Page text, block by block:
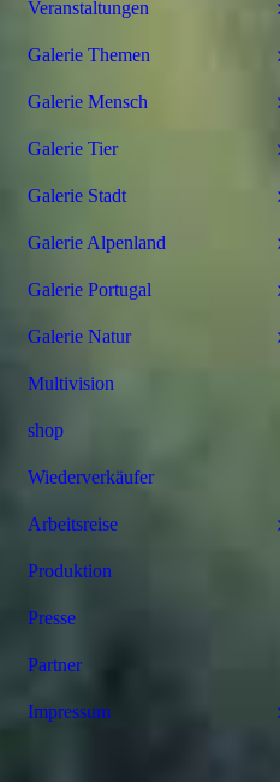
Veranstaltungen
Galerie Themen
Galerie Mensch
Galerie Tier
Galerie Stadt
Galerie Alpenland
Galerie Portugal
Galerie Natur
Multivision
shop
Wiederverkäufer
Arbeitsreise
Produktion
Presse
Partner
Impressum